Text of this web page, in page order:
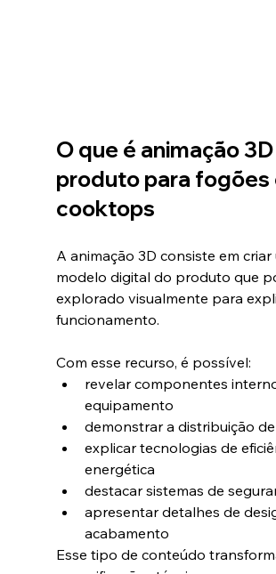
O que é animação
produto para fogões
cooktops
A animação 3D consiste em criar
modelo digital do produto que
explorado visualmente para
funcionamento.
Com esse recurso, é possível:
revelar componentes
equipamento
demonstrar a distribuição
explicar tecnologias de
energética
destacar sistemas de
apresentar detalhes de
acabamento
Esse tipo de conteúdo